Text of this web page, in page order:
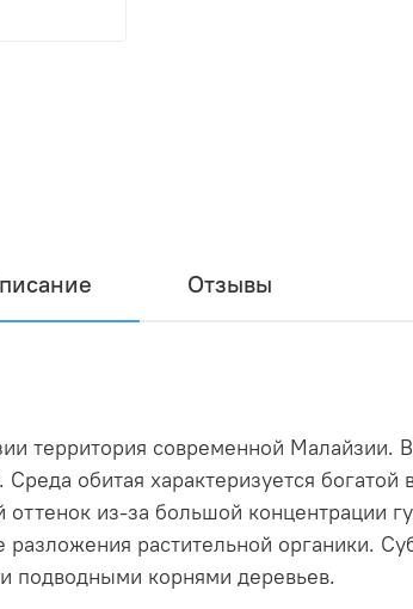
Отзывы
территория современной Малайзии.
обитая характеризуется
из-за большой концентрации
растительной органики.
подводными корнями деревьев.